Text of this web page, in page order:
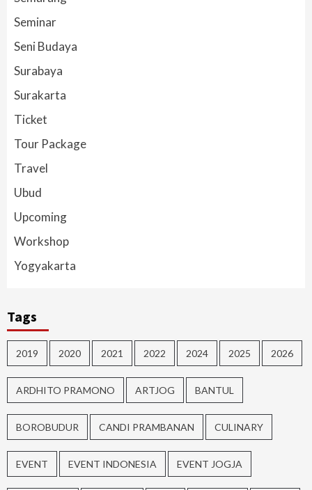
Seminar
Seni Budaya
Surabaya
Surakarta
Ticket
Tour Package
Travel
Ubud
Upcoming
Workshop
Yogyakarta
Tags
2019 2020 2021 2022 2024 2025 2026
ARDHITO PRAMONO ARTJOG BANTUL
BOROBUDUR CANDI PRAMBANAN CULINARY
EVENT EVENT INDONESIA EVENT JOGJA